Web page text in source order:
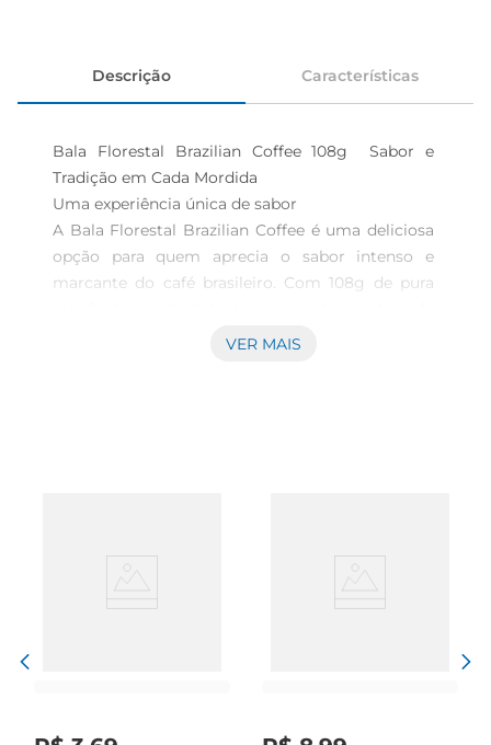
Descrição Características
Bala Florestal Brazilian Coffee 108g  Sabor e
Tradição em Cada Mordida
Uma experiência única de sabor
A Bala Florestal Brazilian Coffee é uma deliciosa
opção para quem aprecia o sabor intenso e
marcante do café brasileiro. Com 108g de pura
torrado, proporcionando uma experiência
Bala Florestal Brazilian Coffee combina açúcar,
VER MAIS